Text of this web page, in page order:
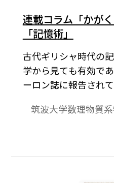
連載コラム「かが
「記憶術」
古代ギリシャ時代の
学から見ても有効で
ーロン誌に報告され
週間続けると，記憶
のネットワーク構造
紹介したい。
筑波大学数理物質